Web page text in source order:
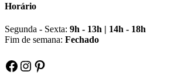
Horário
Segunda - Sexta: 9h - 13h | 14h - 18h
Fim de semana: Fechado
Facebook
Instagram
Pinterest